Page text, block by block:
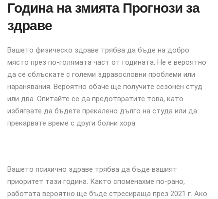
Година на змията Прогнози за
здраве
Вашето физическо здраве трябва да бъде на добро
място през по-голямата част от годината. Не е вероятно
да се сблъскате с големи здравословни проблеми или
наранявания. Вероятно обаче ще получите сезонен студ
или два. Опитайте се да предотвратите това, като
избягвате да бъдете прекалено дълго на студа или да
прекарвате време с други болни хора.
Вашето психично здраве трябва да бъде вашият
приоритет тази година. Както споменахме по-рано,
работата вероятно ще бъде стресираща през 2021 г. Ако